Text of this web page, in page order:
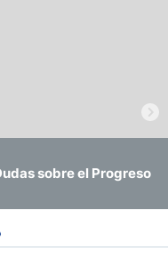
sobre el Progreso
UU. Alcanzan
Crece mientras la